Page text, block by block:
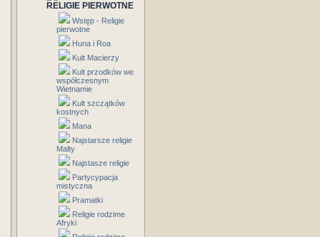
RELIGIE PIERWOTNE
Wstęp - Religie
pierwotne
Huna i Roa
Kult Macierzy
Kult przodków we
współczesnym
Wietnamie
Kult szczątków
kostnych
Mana
Najstarsze religie
Malty
Najstasze religie
Partycypacja
mistyczna
Pramatki
Religie rodzime
Afryki